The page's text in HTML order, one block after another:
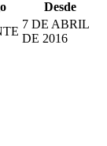
Desde
7 DE ABRIL
DE 2016